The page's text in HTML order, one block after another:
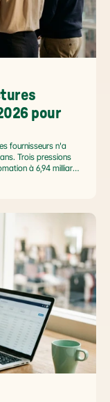
pour
fournisseurs n'a
Trois pressions
à 6,94 milliards
2026 qui
passe en revue 8
de Libeo